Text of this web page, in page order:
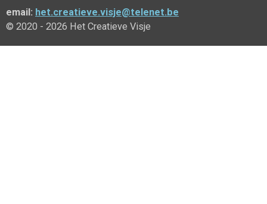
email: het.creatieve.visje@telenet.be
© 2020 - 2026 Het Creatieve Visje